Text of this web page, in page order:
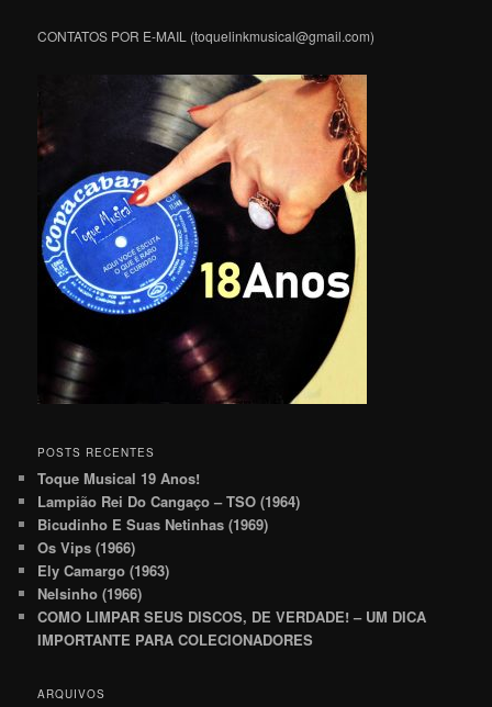
CONTATOS POR E-MAIL (toquelinkmusical@gmail.com)
POSTS RECENTES
Toque Musical 19 Anos!
Lampião Rei Do Cangaço – TSO (1964)
Bicudinho E Suas Netinhas (1969)
Os Vips (1966)
Ely Camargo (1963)
Nelsinho (1966)
COMO LIMPAR SEUS DISCOS, DE VERDADE! – UM DICA
IMPORTANTE PARA COLECIONADORES
ARQUIVOS